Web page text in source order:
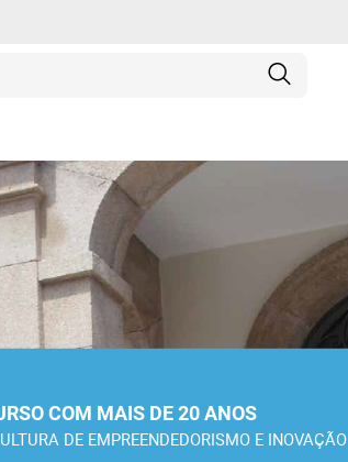
COM MAIS DE 20 ANOS
DE EMPREENDEDORISMO E INOVAÇÃO